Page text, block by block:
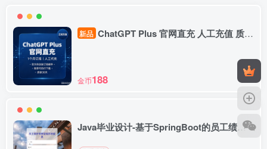
新品 ChatGPT Plus 官网直充 人工充值 质保订阅
金币188
Java毕业设计-基于SpringBoot的员工绩效考核管理系统-毕业论文（附毕设源代码）